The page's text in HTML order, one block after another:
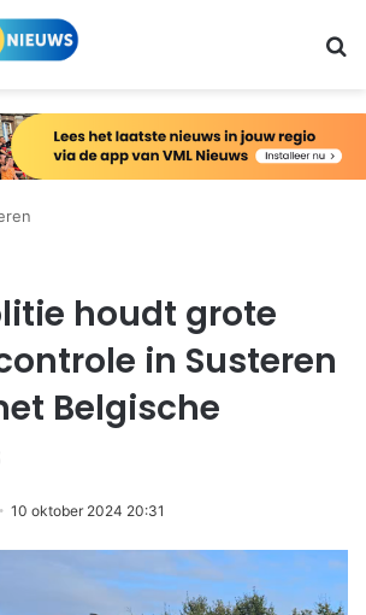
houdt grote
in Susteren
Belgische
10 oktober 2024 20:31